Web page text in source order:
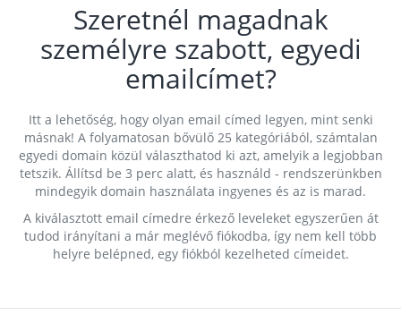
Szeretnél magadnak
személyre szabott, egyedi
emailcímet?
Itt a lehetőség, hogy olyan email címed legyen, mint senki
másnak! A folyamatosan bővülő 25 kategóriából, számtalan
egyedi domain közül választhatod ki azt, amelyik a legjobban
tetszik. Állítsd be 3 perc alatt, és használd - rendszerünkben
mindegyik domain használata ingyenes és az is marad.
A kiválasztott email címedre érkező leveleket egyszerűen át
tudod irányítani a már meglévő fiókodba, így nem kell több
helyre belépned, egy fiókból kezelheted címeidet.